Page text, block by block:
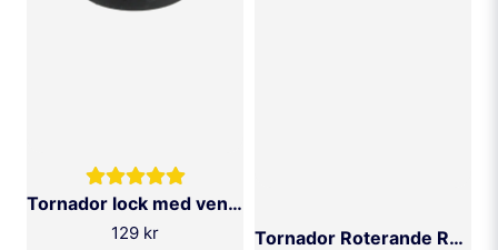
Tornador lock med ventil & hål
129 kr Tornador Roterande Rör (Z-020RS)